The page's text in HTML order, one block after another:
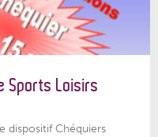
Sports Loisirs
dispositif Chéquiers